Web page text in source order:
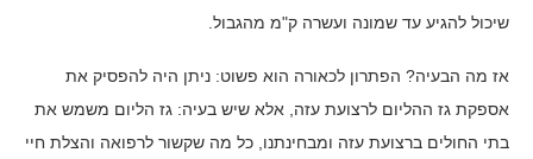
שיכול להגיע עד שמונה ועשרה ק"מ מהגבול.
אז מה הבעיה? הפתרון לכאורה הוא פשוט: ניתן היה להפסיק את
אספקת גז ההליום לרצועת עזה, אלא שיש בעיה: גז הליום משמש את
בתי החולים ברצועת עזה ומבחינתנו, כל מה שקשור לרפואה והצלת חיי